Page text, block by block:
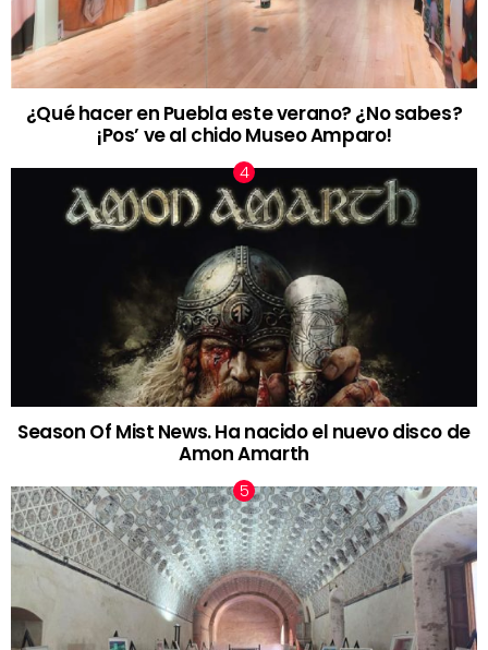
¿Qué hacer en Puebla este verano? ¿No sabes?
¡Pos’ ve al chido Museo Amparo!
Season Of Mist News. Ha nacido el nuevo disco de
Amon Amarth